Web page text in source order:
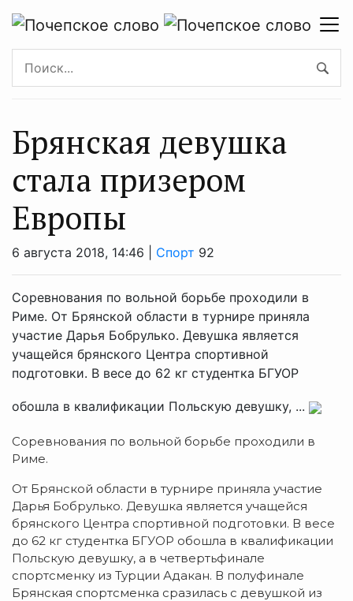
Брянская девушка
стала призером
Европы
6 августа 2018, 14:46 | Спорт 92
Соревнования по вольной борьбе проходили в
Риме. От Брянской области в турнире приняла
участие Дарья Бобрулько. Девушка является
учащейся брянского Центра спортивной
подготовки. В весе до 62 кг студентка БГУОР
обошла в квалификации Польскую девушку, ...
Соревнования по вольной борьбе проходили в
Риме.
От Брянской области в турнире приняла участие
Дарья Бобрулько. Девушка является учащейся
брянского Центра спортивной подготовки. В весе
до 62 кг студентка БГУОР обошла в квалификации
Польскую девушку, а в четвертьфинале
спортсменку из Турции Адакан. В полуфинале
Брянская спортсменка сразилась с девушкой из